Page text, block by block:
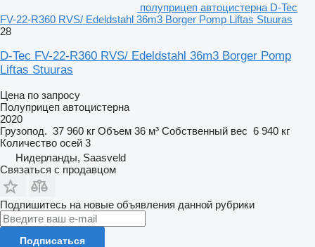
полуприцеп автоцистерна D-Tec
FV-22-R360 RVS/ Edeldstahl 36m3 Borger Pomp Liftas Stuuras
28
D-Tec FV-22-R360 RVS/ Edeldstahl 36m3 Borger Pomp
Liftas Stuuras
Цена по запросу
Полуприцеп автоцистерна
2020
Грузопод. 37 960 кг Объем 36 м³ Собственный вес 6 940 кг
Количество осей 3
Нидерланды, Saasveld
Связаться с продавцом
Подпишитесь на новые объявления данной рубрики
Подписаться